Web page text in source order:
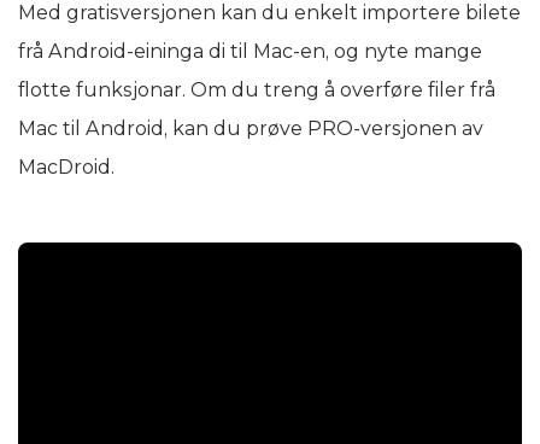
Med gratisversjonen kan du enkelt importere bilete
frå Android-eininga di til Mac-en, og nyte mange
flotte funksjonar. Om du treng å overføre filer frå
Mac til Android, kan du prøve PRO-versjonen av
MacDroid.